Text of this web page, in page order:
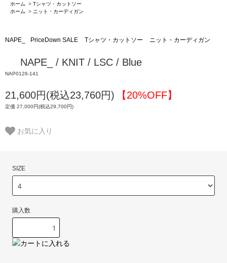
ホーム
> Tシャツ・カットソー
ホーム
> ニット・カーディガン
NAPE_ PriceDown SALE Tシャツ・カットソー ニット・カーディガン
NAPE_ / KNIT / LSC / Blue
NAP0126-141
21,600円(税込23,760円) 【20%OFF】
定価 27,000円(税込29,700円)
お気に入り
SIZE
購入数